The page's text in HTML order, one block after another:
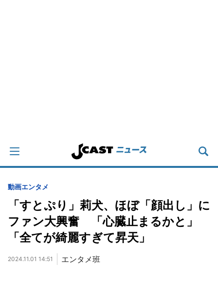
動画エンタメ
「すとぷり」莉犬、ほぼ「顔出し」に
ファン大興奮 「心臓止まるかと」
「全てが綺麗すぎて昇天」
2024.11.01 14:51 エンタメ班